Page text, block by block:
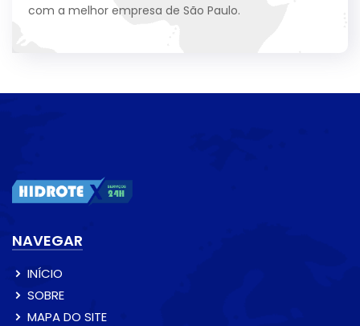
com a melhor empresa de São Paulo.
NAVEGAR
INÍCIO
SOBRE
MAPA DO SITE